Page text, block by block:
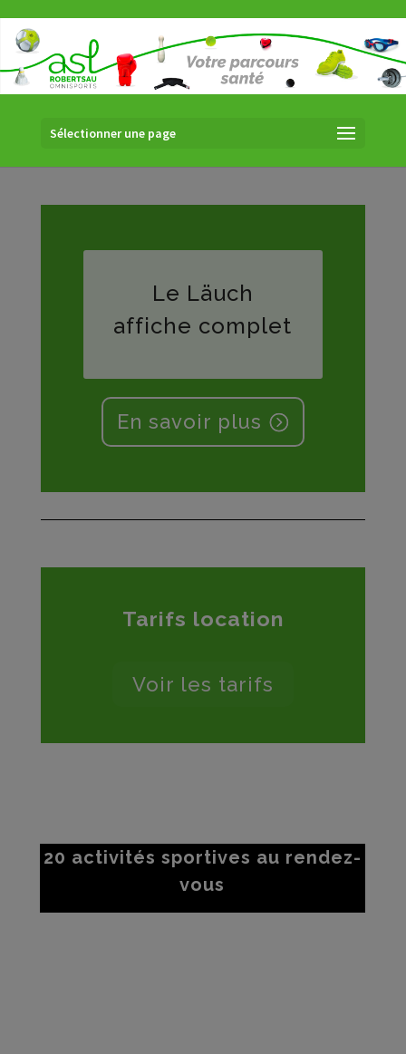
Sélectionner une page
Le Läuch
affiche complet
En savoir plus
Tarifs location
Voir les tarifs
20 activités sportives au rendez-
vous